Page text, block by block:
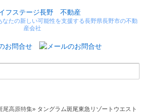
なたの新しい可能性を支援する長野県長野市の不動
産会社
尾高原特集» タングラム斑尾東急リゾートウエスト